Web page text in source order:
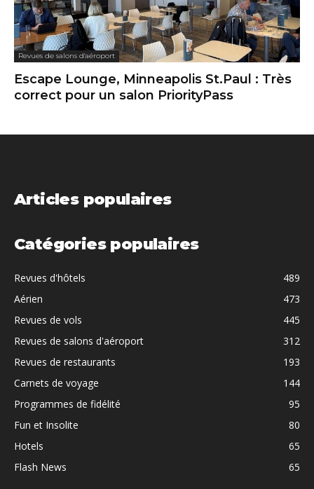
Revues de salons d'aéroport
Escape Lounge, Minneapolis St.Paul : Très
correct pour un salon PriorityPass
Articles populaires
Catégories populaires
Revues d'hôtels
489
Aérien
473
Revues de vols
445
Revues de salons d'aéroport
312
Revues de restaurants
193
Carnets de voyage
144
Programmes de fidélité
95
Fun et Insolite
80
Hotels
65
Flash News
65